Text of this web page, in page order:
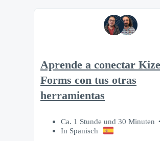
Aprende a conectar
Forms con tus otras
herramientas
Ca. 1 Stunde und 30 Minuten
In Spanisch